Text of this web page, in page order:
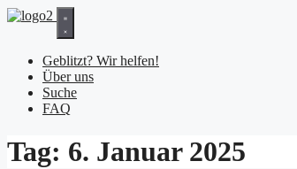
Zum
Geblitzt? Wir helfen!
Über uns
Suche
FAQ
Tag: 6. Januar 2025